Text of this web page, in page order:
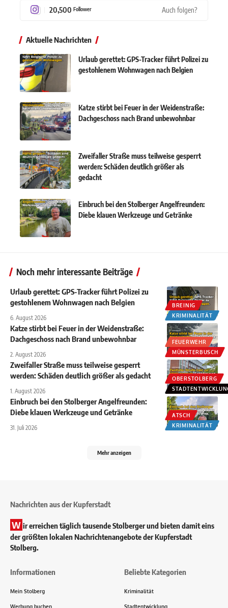
20,500 Follower Auch folgen?
Aktuelle Nachrichten
Urlaub gerettet: GPS-Tracker führt Polizei zu
gestohlenem Wohnwagen nach Belgien
Katze stirbt bei Feuer in der Weidenstraße:
Dachgeschoss nach Brand unbewohnbar
Zweifaller Straße muss teilweise gesperrt
werden: Schäden deutlich größer als
gedacht
Einbruch bei den Stolberger Angelfreunden:
Diebe klauen Werkzeuge und Getränke
Noch mehr interessante Beiträge
BREINIG
KRIMINALITÄT
Urlaub gerettet: GPS-Tracker führt Polizei zu
gestohlenem Wohnwagen nach Belgien
6. August 2026
FEUERWEHR
MÜNSTERBUSCH
Katze stirbt bei Feuer in der Weidenstraße:
Dachgeschoss nach Brand unbewohnbar
2. August 2026
OBERSTOLBERG
Zweifaller Straße muss teilweise gesperrt
werden: Schäden deutlich größer als gedacht
1. August 2026
ATSCH
KRIMINALITÄT
Einbruch bei den Stolberger Angelfreunden:
Diebe klauen Werkzeuge und Getränke
31. Juli 2026
Mehr anzeigen
Nachrichten aus der Kupferstadt
W ir erreichen täglich tausende Stolberger und bieten damit eins
der größten lokalen Nachrichtenangebote der Kupferstadt
Stolberg.
Informationen
Mein Stolberg
Werbung buchen
Beliebte Kategorien
Kriminalität
Stadtentwicklung